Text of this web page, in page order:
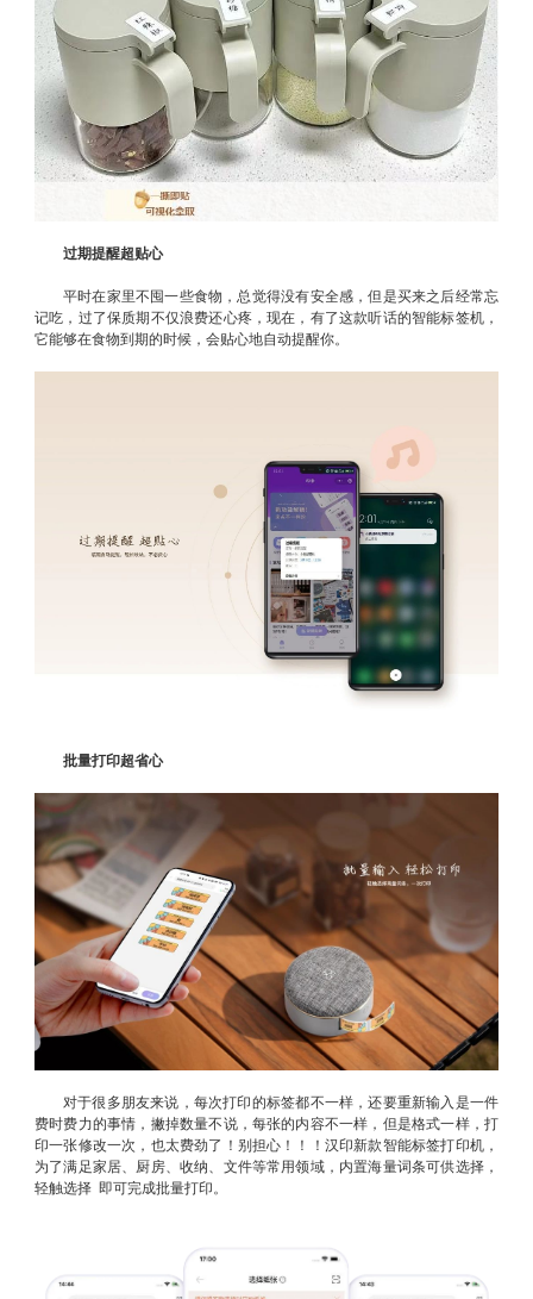
过期提醒超贴心
平时在家里不囤一些食物，总觉得没有安全感，但是买来之后经常忘
记吃，过了保质期不仅浪费还心疼，现在，有了这款听话的智能标签机，
它能够在食物到期的时候，会贴心地自动提醒你。
批量打印超省心
对于很多朋友来说，每次打印的标签都不一样，还要重新输入是一件
费时费力的事情，撇掉数量不说，每张的内容不一样，但是格式一样，打
印一张修改一次，也太费劲了！别担心！！！汉印新款智能标签打印机，
为了满足家居、厨房、收纳、文件等常用领域，内置海量词条可供选择，
轻触选择 即可完成批量打印。